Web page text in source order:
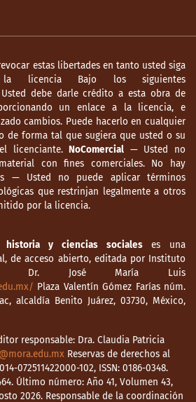
estas libertades en tanto usted siga
licencia Bajo los siguientes
debe darle crédito a esta obra de
un enlace a la licencia, e
cambios. Puede hacerlo en cualquier
de forma tal que sugiera que usted o su
licenciante.NoComercial — Usted no
con fines comerciales. No hay
— Usted no puede aplicar términos
que restrinjan legalmente a otros
por la licencia.
y ciencias socialeses una
de acceso abierto, editada por Instituto
Dr. José María Luis
Plaza Valentín Gómez Farías núm.
alcaldía Benito Juárez, 03730, México,
responsable: Dra. Claudia Patricia
Reservas de derechos al
072511422000-102, ISSN: 0186-0348.
Último número: Año 41, Volumen 43,
2026. Responsable de la coordinación